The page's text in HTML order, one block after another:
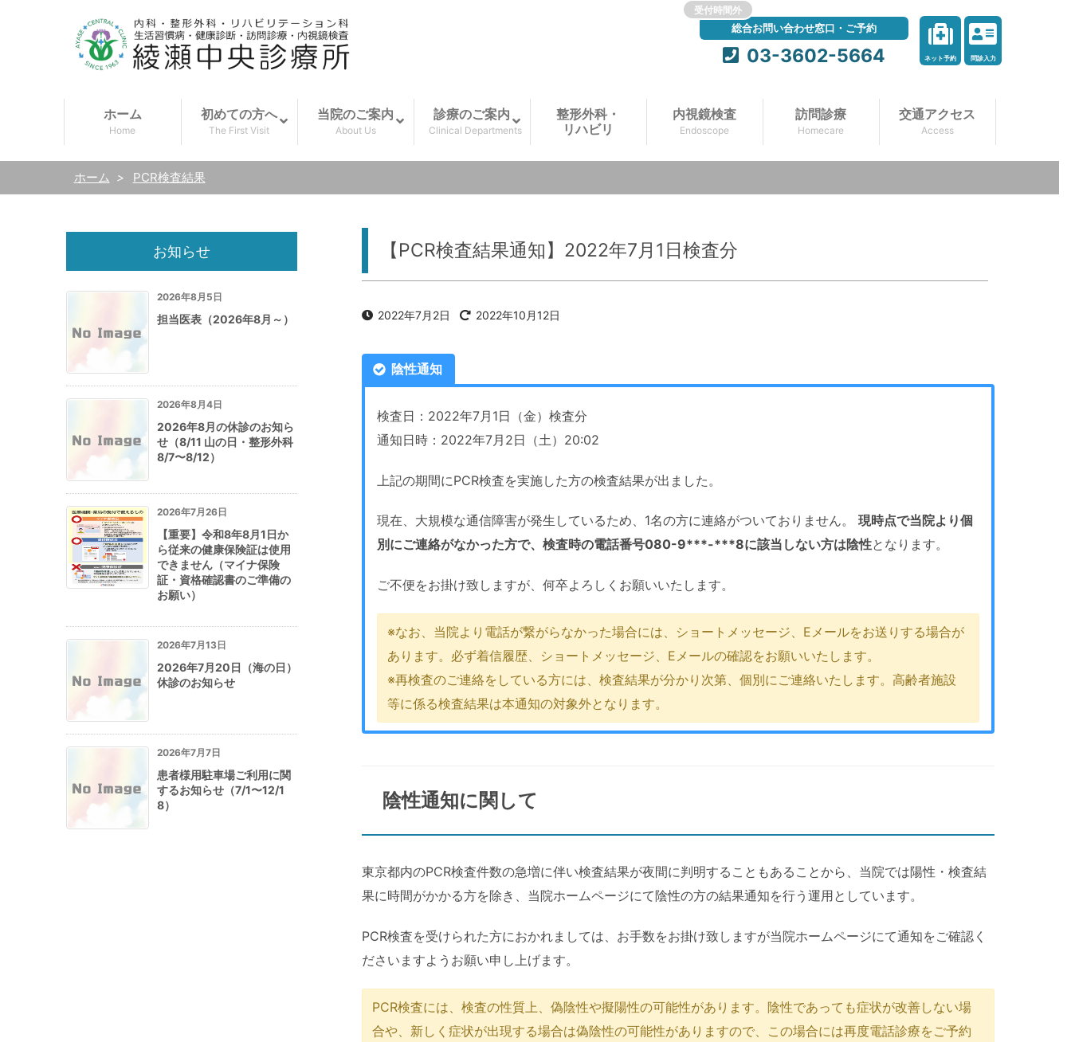
ホーム
Home
初めての方へ
The First Visit
当院のご案内
About Us
診療のご案内
Clinical Departments
整形外科・
リハビリ
内視鏡検査
Endoscope
訪問診療
Homecare
交通アクセス
Access
ホーム > PCR検査結果
受付時間外
総合お問い合わせ窓口・ご予約
03-3602-5664 ネット予約 問診入力
【PCR検査結果通知】2022年7月1日検査分
2022年7月2日 2022年10月12日
陰性通知
検査日：2022年7月1日（金）検査分
通知日時：2022年7月2日（土）20:02
上記の期間にPCR検査を実施した方の検査結果が出ました。
現在、大規模な通信障害が発生しているため、1名の方に連絡がついておりません。 現時点で当院より個
別にご連絡がなかった方で、検査時の電話番号080-9***-***8に該当しない方は陰性となります。
ご不便をお掛け致しますが、何卒よろしくお願いいたします。
※なお、当院より電話が繋がらなかった場合には、ショートメッセージ、Eメールをお送りする場合が
あります。必ず着信履歴、ショートメッセージ、Eメールの確認をお願いいたします。
※再検査のご連絡をしている方には、検査結果が分かり次第、個別にご連絡いたします。高齢者施設
等に係る検査結果は本通知の対象外となります。
陰性通知に関して
東京都内のPCR検査件数の急増に伴い検査結果が夜間に判明することもあることから、当院では陽性・検査結
果に時間がかかる方を除き、当院ホームページにて陰性の方の結果通知を行う運用としています。
PCR検査を受けられた方におかれましては、お手数をお掛け致しますが当院ホームページにて通知をご確認く
ださいますようお願い申し上げます。
PCR検査には、検査の性質上、偽陰性や擬陽性の可能性があります。陰性であっても症状が改善しない場
合や、新しく症状が出現する場合は偽陰性の可能性がありますので、この場合には再度電話診療をご予約
お知らせ
2026年8月5日
担当医表（2026年8月～）
2026年8月4日
2026年8月の休診のお知ら
せ（8/11 山の日・整形外科
8/7〜8/12）
2026年7月26日
【重要】令和8年8月1日か
ら従来の健康保険証は使用
できません（マイナ保険
証・資格確認書のご準備の
お願い）
2026年7月13日
2026年7月20日（海の日）
休診のお知らせ
2026年7月7日
患者様用駐車場ご利用に関
するお知らせ（7/1〜12/1
8）